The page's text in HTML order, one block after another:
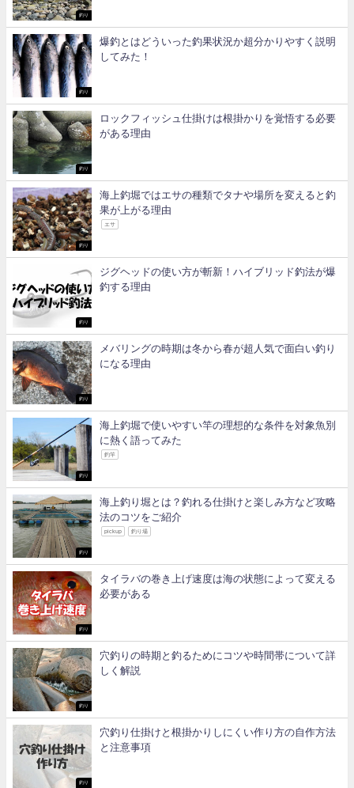
釣り
釣り
爆釣とはどういった釣果状況か超分かりやすく説明
してみた！
釣り
ロックフィッシュ仕掛けは根掛かりを覚悟する必要
がある理由
釣り
海上釣堀ではエサの種類でタナや場所を変えると釣
果が上がる理由
エサ
釣り
ジグヘッドの使い方が斬新！ハイブリッド釣法が爆
釣する理由
釣り
メバリングの時期は冬から春が超人気で面白い釣り
になる理由
釣り
海上釣堀で使いやすい竿の理想的な条件を対象魚別
に熱く語ってみた
釣竿
釣り
海上釣り堀とは？釣れる仕掛けと楽しみ方など攻略
法のコツをご紹介
pickup 釣り場
釣り
タイラバの巻き上げ速度は海の状態によって変える
必要がある
釣り
穴釣りの時期と釣るためにコツや時間帯について詳
しく解説
釣り
穴釣り仕掛けと根掛かりしにくい作り方の自作方法
と注意事項